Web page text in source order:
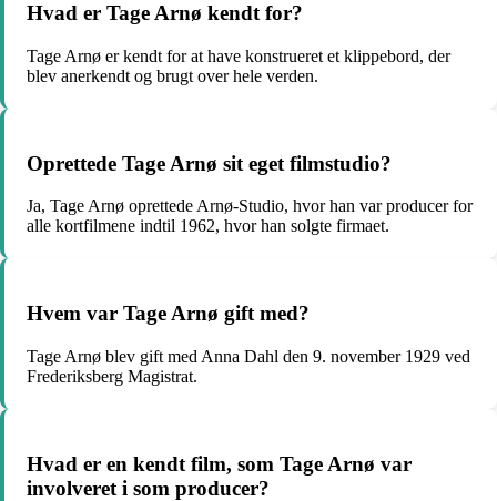
Hvad er Tage Arnø kendt for?
Tage Arnø er kendt for at have konstrueret et klippebord, der
blev anerkendt og brugt over hele verden.
Oprettede Tage Arnø sit eget filmstudio?
Ja, Tage Arnø oprettede Arnø-Studio, hvor han var producer for
alle kortfilmene indtil 1962, hvor han solgte firmaet.
Hvem var Tage Arnø gift med?
Tage Arnø blev gift med Anna Dahl den 9. november 1929 ved
Frederiksberg Magistrat.
Hvad er en kendt film, som Tage Arnø var
involveret i som producer?